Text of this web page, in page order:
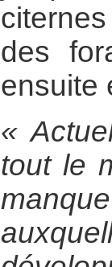
des
ensuite
«
tout le